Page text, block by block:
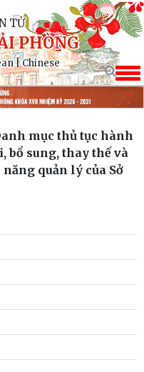
TỬ
PHÒNG
|Chinese
mục thủ tục hành
bổ sung, thay thế và
quản lý của Sở